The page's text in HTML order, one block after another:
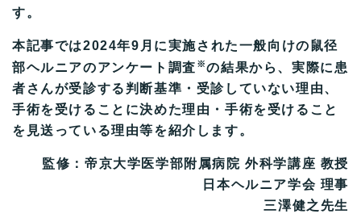
す。
本記事では2024年9月に実施された一般向けの鼠径
部ヘルニアのアンケート調査 ※ の結果から、実際に患
者さんが受診する判断基準・受診していない理由、
手術を受けることに決めた理由・手術を受けること
を見送っている理由等を紹介します。
監修：帝京大学医学部附属病院 外科学講座 教授
日本ヘルニア学会 理事
三澤健之先生